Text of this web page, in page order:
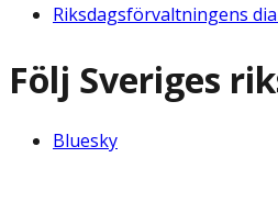
Riksdagsförvaltningens
Följ Sveriges
Bluesky